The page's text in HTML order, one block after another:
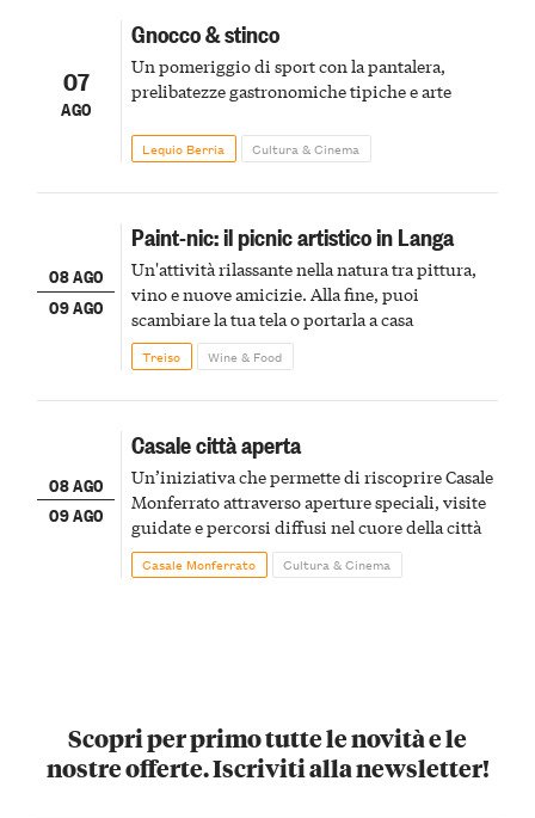
07
AGO
Gnocco & stinco
Un pomeriggio di sport con la pantalera,
prelibatezze gastronomiche tipiche e arte
Lequio Berria Cultura & Cinema
08 AGO
09 AGO
Paint-nic: il picnic artistico in Langa
Un'attività rilassante nella natura tra pittura,
vino e nuove amicizie. Alla fine, puoi
scambiare la tua tela o portarla a casa
Treiso Wine & Food
08 AGO
09 AGO
Casale città aperta
Un’iniziativa che permette di riscoprire Casale
Monferrato attraverso aperture speciali, visite
guidate e percorsi diffusi nel cuore della città
Casale Monferrato Cultura & Cinema
Scopri per primo tutte le novità e le
nostre offerte. Iscriviti alla newsletter!